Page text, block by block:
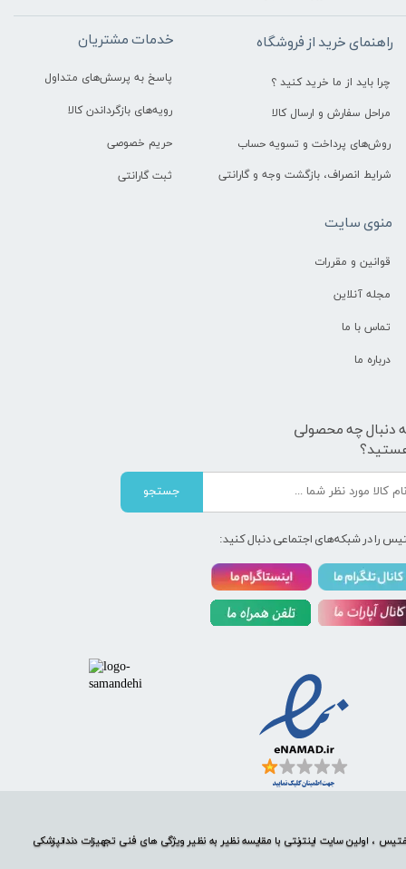
، اولین سایت اینترنتی با مقایسه نظیر به نظیر ویژگی های فنی تجهیزات دندانپزشکی
راهنمای خرید از فروشگاه
چرا باید از ما خرید کنید ؟
مراحل سفارش و ارسال کالا
روش‌های پرداخت و تسویه حساب
شرایط انصراف، بازگشت وجه و گارانتی
خدمات مشتریان
پاسخ به پرسش‌های متداول
رویه‌های بازگرداندن کالا
حریم خصوصی
ثبت گارانتی
منوی سایت
قوانین و مقررات
مجله آنلاین
تماس با ما
درباره ما
دنبال چه محصولی
جستجو
را در شبکه‌های اجتماعی دنبال کنید: